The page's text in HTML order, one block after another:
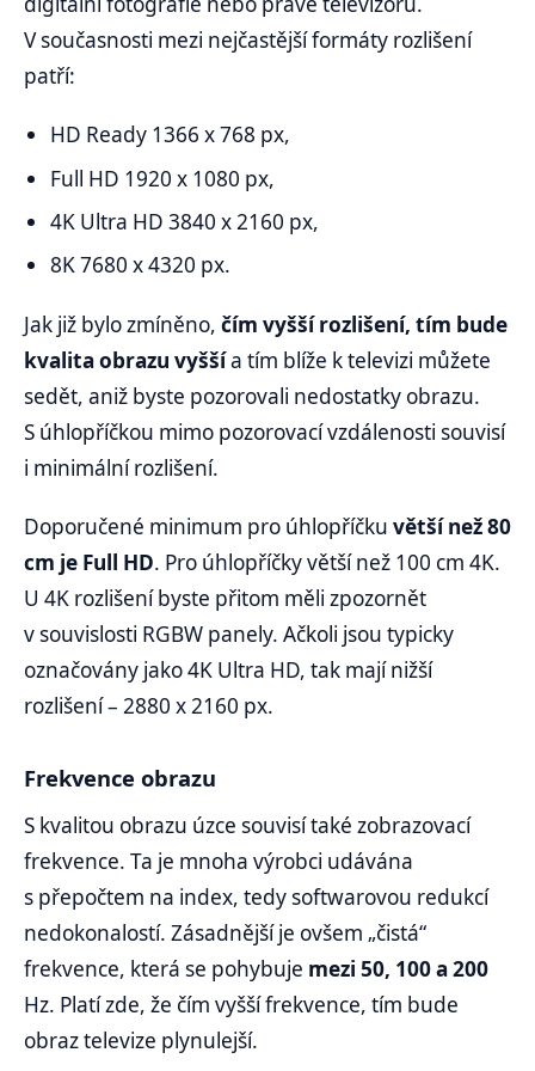
V současnosti mezi nejčastější formáty rozlišení
patří:
HD Ready 1366 x 768 px,
Full HD 1920 x 1080 px,
4K Ultra HD 3840 x 2160 px,
8K 7680 x 4320 px.
Jak již bylo zmíněno, čím vyšší rozlišení, tím bude
kvalita obrazu vyššía tím blíže k televizi můžete
sedět, aniž byste pozorovali nedostatky obrazu.
S úhlopříčkou mimo pozorovací vzdálenosti souvisí
i minimální rozlišení.
Doporučené minimum pro úhlopříčku větší než 80
cm je Full HD. Pro úhlopříčky větší než 100 cm 4K.
U 4K rozlišení byste přitom měli zpozornět
v souvislosti RGBW panely. Ačkoli jsou typicky
označovány jako 4K Ultra HD, tak mají nižší
rozlišení – 2880 x 2160 px.
Frekvence obrazu
S kvalitou obrazu úzce souvisí také zobrazovací
frekvence. Ta je mnoha výrobci udávána
s přepočtem na index, tedy softwarovou redukcí
nedokonalostí. Zásadnější je ovšem „čistá“
frekvence, která se pohybuje mezi 50, 100 a 200
Hz. Platí zde, že čím vyšší frekvence, tím bude
obraz televize plynulejší.